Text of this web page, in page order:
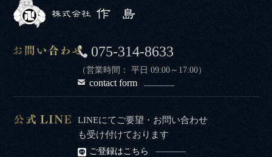
075-314-8633
（営業時間： 平日 09:00～17:00）
contact form
LINEにてご要望・お問い合わせ
も受け付けております
ご登録はこちら